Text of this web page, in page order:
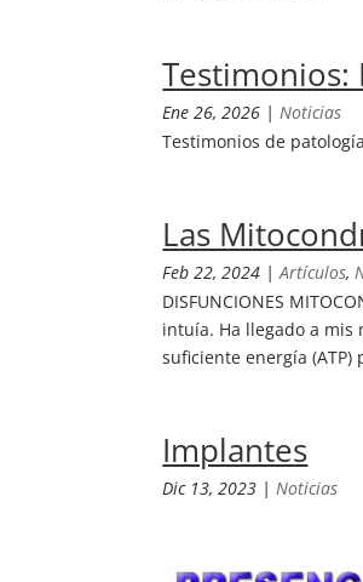
Testimonios:
Ene 26, 2026 |Noticias
Testimonios de
Las
Feb 22, 2024 |Artículos,
DISFUNCIONES
intuía. Ha llegado a mis
suficiente energía
Implantes
Dic 13, 2023 |Noticias